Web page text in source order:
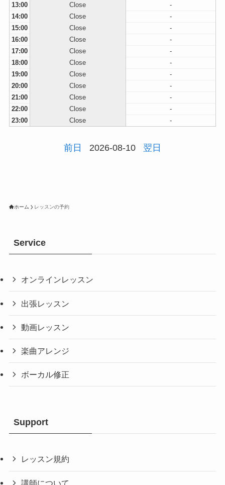
13:00
Close
-
14:00
Close
-
15:00
Close
-
16:00
Close
-
17:00
Close
-
18:00
Close
-
19:00
Close
-
20:00
Close
-
21:00
Close
-
22:00
Close
-
23:00
Close -
前日 2026-08-10 翌日
ホーム レッスンの予約
Service
オンラインレッスン
出張レッスン
動画レッスン
楽曲アレンジ
ボーカル修正
Support
レッスン規約
講師について